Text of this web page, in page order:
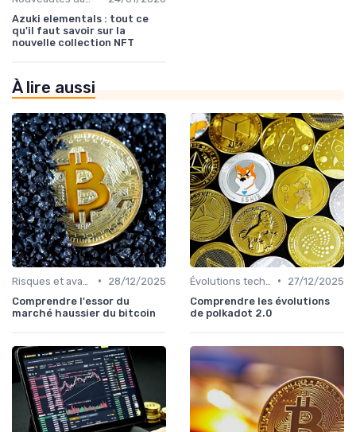
Azuki elementals : tout ce
qu'il faut savoir sur la
nouvelle collection NFT
À lire aussi
•
28/12/2025
Comprendre l'essor du
marché haussier du bitcoin
•
27/12/2025
Comprendre les évolutions
de polkadot 2.0